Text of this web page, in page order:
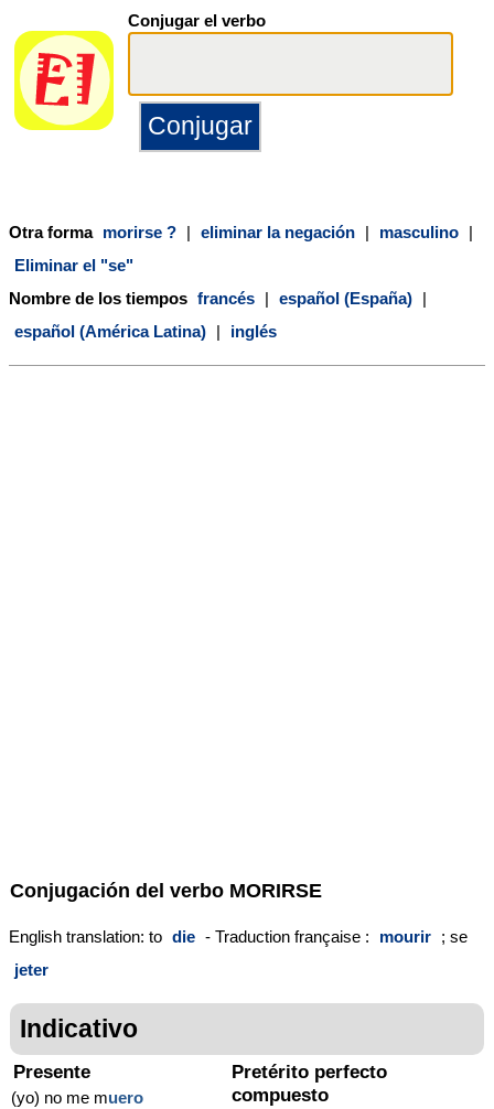
Conjugar el verbo
Otra forma morirse ? | eliminar la negación | masculino |
Eliminar el "se"
Nombre de los tiempos francés | español (España) |
español (América Latina) | inglés
Conjugación del verbo MORIRSE
English translation: to die - Traduction française : mourir ; se
jeter
Indicativo
Presente
(yo) no me muero
Pretérito perfecto
compuesto